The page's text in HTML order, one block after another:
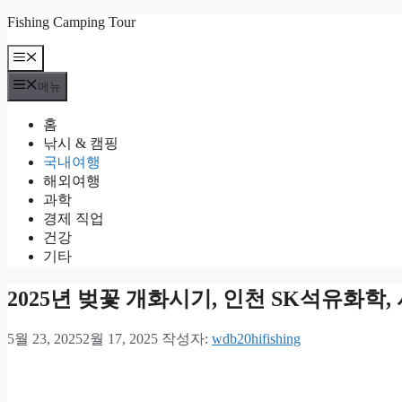
컨
츠
로
건
Fishing Camping Tour
메
뉴
메뉴
홈
낚시 & 캠핑
국내여행
해외여행
과학
경제 직업
건강
기타
2025년 벚꽃 개화시기, 인천 SK석유화학,
5월 23, 20252월 17, 2025 작성자: wdb20hifishing